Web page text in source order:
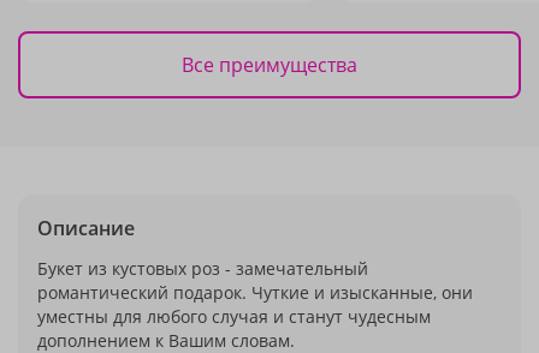
Все преимущества
Описание
Букет из кустовых роз - замечательный
романтический подарок. Чуткие и изысканные, они
уместны для любого случая и станут чудесным
дополнением к Вашим словам.